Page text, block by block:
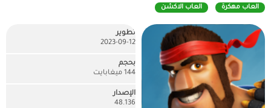
العاب مهكرة العاب الاكشن
تطوير
2023-09-12
بحجم
144 ميغابايت
الإصدار
48.136